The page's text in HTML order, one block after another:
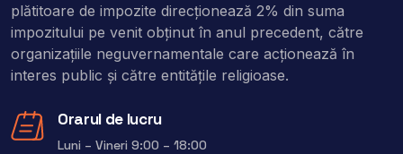
plătitoare de impozite direcţionează 2% din suma
impozitului pe venit obţinut în anul precedent, către
organizaţiile neguvernamentale care acţionează în
interes public şi către entitățile religioase.
Orarul de lucru
Luni – Vineri 9:00 – 18:00